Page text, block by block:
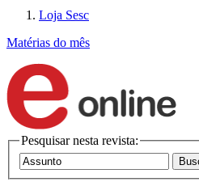
Loja Sesc
Matérias do mês
Pesquisar nesta revista: